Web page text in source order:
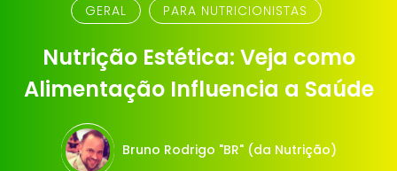
GERAL PARA NUTRICIONISTAS
Nutrição Estética: Veja como
Alimentação Influencia a Saúde
Bruno Rodrigo "BR" (da Nutrição)